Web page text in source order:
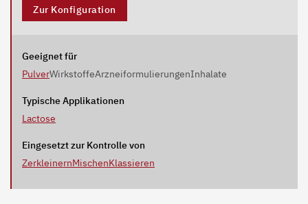
Zur Konfiguration
Geeignet für
PulverWirkstoffeArzneiformulierungenInhalate
Typische Applikationen
Lactose
Eingesetzt zur Kontrolle von
ZerkleinernMischenKlassieren